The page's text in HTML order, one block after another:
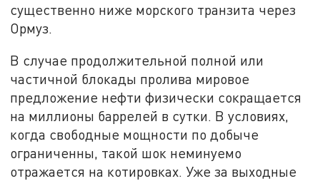
существенно ниже морского транзита через
Ормуз.
В случае продолжительной полной или
частичной блокады пролива мировое
предложение нефти физически сокращается
на миллионы баррелей в сутки. В условиях,
когда свободные мощности по добыче
ограниченны, такой шок неминуемо
отражается на котировках. Уже за выходные